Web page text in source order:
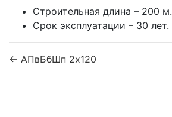
Строительная длина – 200 м.
Срок эксплуатации – 30 лет.
← АПвБбШп 2x120